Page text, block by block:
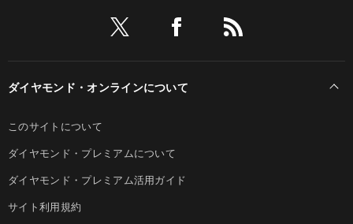
ダイヤモンド・オンラインについて
このサイトについて
ダイヤモンド・プレミアムについて
ダイヤモンド・プレミアム活用ガイド
サイト利用規約